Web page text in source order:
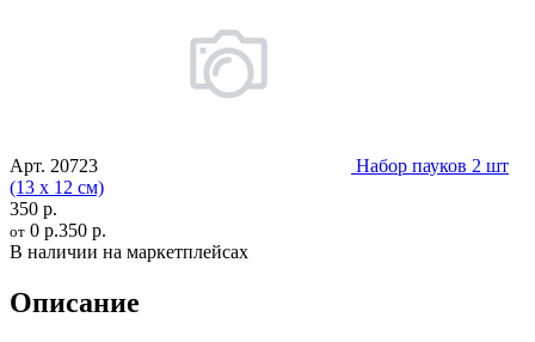
Арт. 20723
Набор пауков 2 шт
(13 х 12 см)
350 р.
от 0 р.350 р.
В наличии на маркетплейсах
Описание